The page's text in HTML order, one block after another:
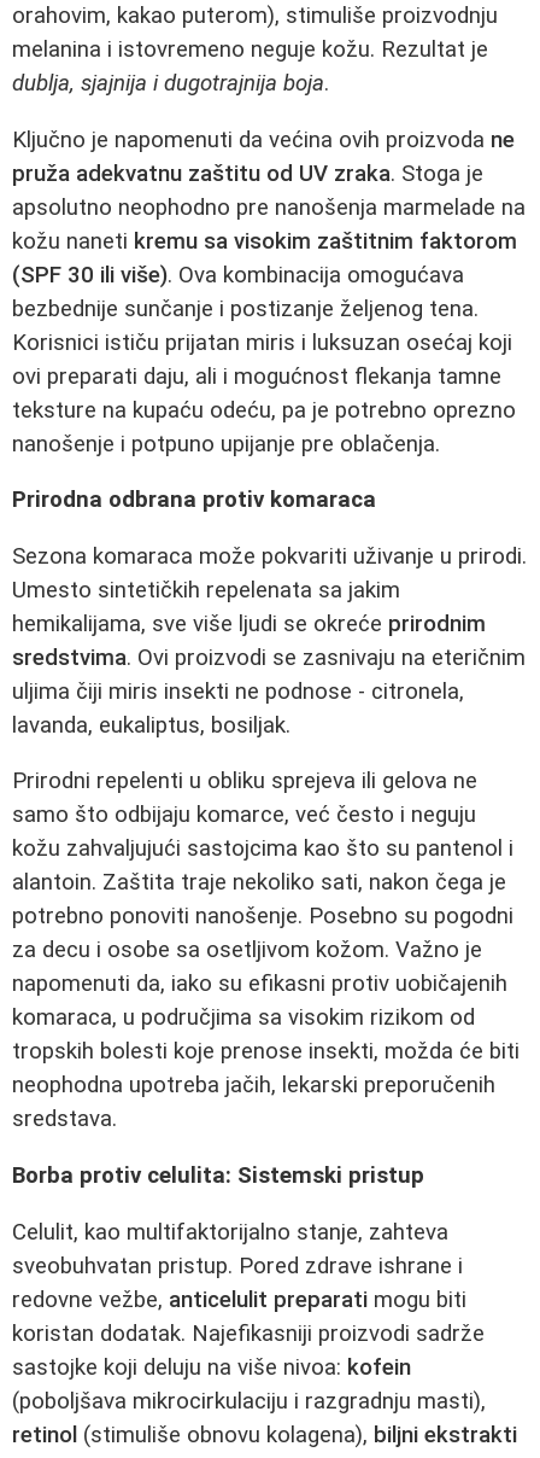
orahovim, kakao puterom), stimuliše proizvodnju
melanina i istovremeno neguje kožu. Rezultat je
dublja, sjajnija i dugotrajnija boja.
Ključno je napomenuti da većina ovih proizvoda ne
pruža adekvatnu zaštitu od UV zraka. Stoga je
apsolutno neophodno pre nanošenja marmelade na
kožu naneti kremu sa visokim zaštitnim faktorom
(SPF 30 ili više). Ova kombinacija omogućava
bezbednije sunčanje i postizanje željenog tena.
Korisnici ističu prijatan miris i luksuzan osećaj koji
ovi preparati daju, ali i mogućnost flekanja tamne
teksture na kupaću odeću, pa je potrebno oprezno
nanošenje i potpuno upijanje pre oblačenja.
Prirodna odbrana protiv komaraca
Sezona komaraca može pokvariti uživanje u prirodi.
Umesto sintetičkih repelenata sa jakim
hemikalijama, sve više ljudi se okreće prirodnim
sredstvima. Ovi proizvodi se zasnivaju na eteričnim
uljima čiji miris insekti ne podnose - citronela,
lavanda, eukaliptus, bosiljak.
Prirodni repelenti u obliku sprejeva ili gelova ne
samo što odbijaju komarce, već često i neguju
kožu zahvaljujući sastojcima kao što su pantenol i
alantoin. Zaštita traje nekoliko sati, nakon čega je
potrebno ponoviti nanošenje. Posebno su pogodni
za decu i osobe sa osetljivom kožom. Važno je
napomenuti da, iako su efikasni protiv uobičajenih
komaraca, u područjima sa visokim rizikom od
tropskih bolesti koje prenose insekti, možda će biti
neophodna upotreba jačih, lekarski preporučenih
sredstava.
Borba protiv celulita: Sistemski pristup
Celulit, kao multifaktorijalno stanje, zahteva
sveobuhvatan pristup. Pored zdrave ishrane i
redovne vežbe, anticelulit preparati mogu biti
koristan dodatak. Najefikasniji proizvodi sadrže
sastojke koji deluju na više nivoa: kofein
(poboljšava mikrocirkulaciju i razgradnju masti),
retinol (stimuliše obnovu kolagena), biljni ekstrakti